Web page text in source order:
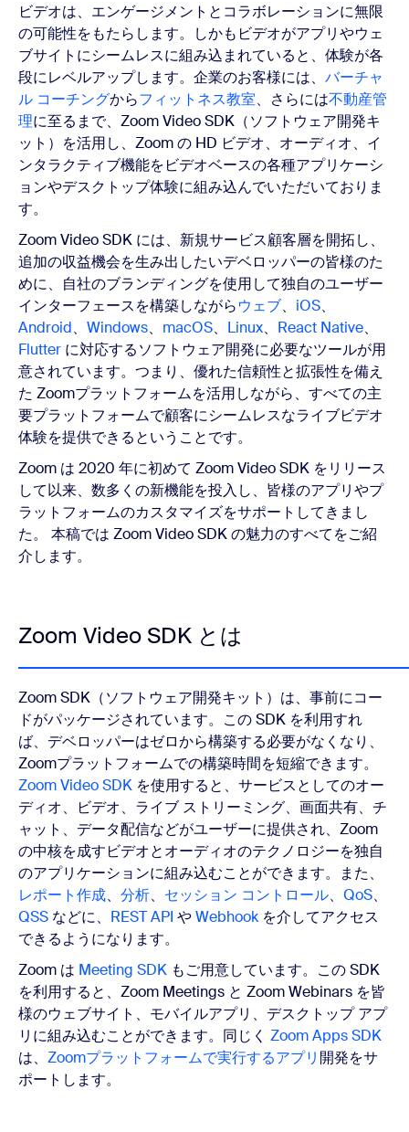
ビデオは、エンゲージメントとコラボレーションに無限
の可能性をもたらします。しかもビデオがアプリやウェ
ブサイトにシームレスに組み込まれていると、体験が各
段にレベルアップします。企業のお客様には、 バーチャ
ル コーチングからフィットネス教室、さらには不動産管
理に至るまで、Zoom Video SDK（ソフトウェア開発キ
ット）を活用し、Zoom の HD ビデオ、オーディオ、イ
ンタラクティブ機能をビデオベースの各種アプリケーシ
ョンやデスクトップ体験に組み込んでいただいておりま
す。
Zoom Video SDK には、新規サービス顧客層を開拓し、
追加の収益機会を生み出したいデベロッパーの皆様のた
めに、自社のブランディングを使用して独自のユーザー
インターフェースを構築しながらウェブ、 iOS、
Android、 Windows、 macOS、 Linux、 React Native、
Flutter に対応するソフトウェア開発に必要なツールが用
意されています。つまり、優れた信頼性と拡張性を備え
た Zoomプラットフォームを活用しながら、すべての主
要プラットフォームで顧客にシームレスなライブビデオ
体験を提供できるということです。
Zoom は 2020 年に初めて Zoom Video SDK をリリース
して以来、数多くの新機能を投入し、皆様のアプリやプ
ラットフォームのカスタマイズをサポートしてきまし
た。 本稿では Zoom Video SDK の魅力のすべてをご紹
介します。
Zoom Video SDK とは
Zoom SDK（ソフトウェア開発キット）は、事前にコー
ドがパッケージされています。この SDK を利用すれ
ば、デベロッパーはゼロから構築する必要がなくなり、
Zoomプラットフォームでの構築時間を短縮できます。
Zoom Video SDK を使用すると、サービスとしてのオー
ディオ、ビデオ、ライブ ストリーミング、画面共有、チ
ャット、データ配信などがユーザーに提供され、Zoom
の中核を成すビデオとオーディオのテクノロジーを独自
のアプリケーションに組み込むことができます。また、
レポート作成、 分析、 セッション コントロール、 QoS、
QSS などに、 REST API やWebhook を介してアクセス
できるようになります。
Zoom は Meeting SDK もご用意しています。この SDK
を利用すると、Zoom Meetings と Zoom Webinars を皆
様のウェブサイト、モバイルアプリ、デスクトップ アプ
リに組み込むことができます。同じく Zoom Apps SDK
は、 Zoomプラットフォームで実行するアプリ 開発をサ
ポートします。